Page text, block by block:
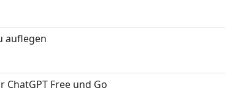
auflegen
ChatGPT Free und Go